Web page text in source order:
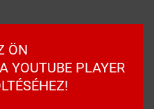
ÖN
YOUTUBE PLAYER